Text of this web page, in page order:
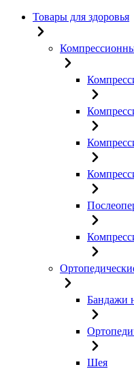
Товары для здоровья
Бандажи
Шея